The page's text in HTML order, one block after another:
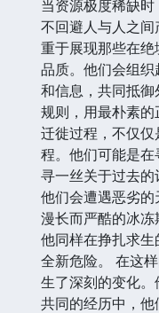
当资源极度稀缺
不回避人与人之
重于展现那些在
品质。他们会组
和信息，共同抵
规则，用最朴素
迁徙过程，不仅
程。他们可能是
寻一丝关于过去的
他们会遭遇恶劣
漫长而严酷的冰
他同样在挣扎求
全新危险。 在这
生了深刻的变化
共同的经历中，